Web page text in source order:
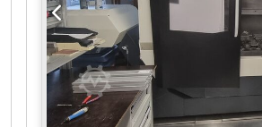
148 Dodpfx Anjzru Idedswa
240 Z 350 B + - 110º C 360º
m/min. Carga de la mesa hasta 25
electromandrino a 42.000 r.p.m.
E40 Reglas X,Y,Z Extractor de
refrigerador cabezal. Cambiador
Peso de la máquina 7.000 Kg.